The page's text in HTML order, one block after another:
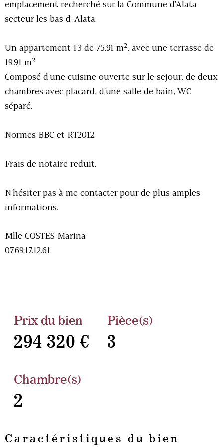
emplacement recherché sur la Commune d'Alata
secteur les bas d 'Alata.
Un appartement T3 de 75.91 m², avec une terrasse de
19.91 m²
Composé d'une cuisine ouverte sur le sejour, de deux
chambres avec placard, d'une salle de bain, WC
séparé.
Normes BBC et RT2012.
Frais de notaire reduit.
N'hésiter pas à me contacter pour de plus amples
informations.
Mlle COSTES Marina
07.69.17.12.61
Prix du bien
294 320 €
Pièce(s)
3
Chambre(s)
2
Caractéristiques du bien